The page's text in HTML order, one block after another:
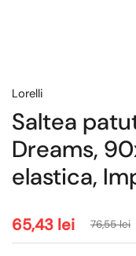
Lorelli
Saltea
Dreams,
elastica,
65,43 lei 76,55 lei